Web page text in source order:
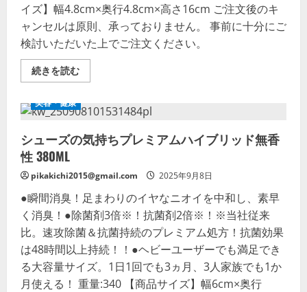
イズ】幅4.8cm×奥行4.8cm×高さ16cm ご注文後のキ
ャンセルは原則、承っておりません。 事前に十分にご
検討いただいた上でご注文ください。
続きを読むポ
リ
ト
泡
ォ
ッ
125ML
詳
細
を
ご
覧
く
だ
さ
い
美容・健康
シューズの気持ちプレミアムハイブリッド無香
性 380ML
pikakichi2015@gmail.com 2025年9月8日
●瞬間消臭！足まわりのイヤなニオイを中和し、素早
く消臭！●除菌剤3倍※！抗菌剤2倍※！※当社従来
比。速攻除菌＆抗菌持続のプレミアム処方！抗菌効果
は48時間以上持続！！●ヘビーユーザーでも満足でき
る大容量サイズ。1日1回でも3ヵ月、3人家族でも1か
月使える！ 重量:340 【商品サイズ】幅6cm×奥行